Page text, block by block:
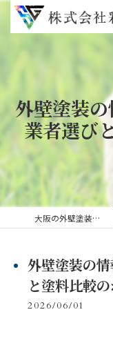
外壁塗装
業者選び
大阪の外壁塗装なら株式会社彩技建
外壁塗装の
と塗料比較
2026/06/01